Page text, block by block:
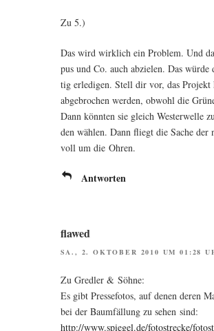
Zu 5.)
Das wird wirk­lich ein Pro­blem. Und
pus und Co. auch abzie­len. Das
tig erle­di­gen. Stell dir vor, das Pro­jekt
abge­bro­chen wer­den, obwohl die
Dann könn­ten sie gleich Wes­ter­wel­le
den wäh­len. Dann fliegt die Sache der
voll um die Ohren.
Antworten
flawed
SA., 2. OKTOBER 2010 UM 01:28
Zu Gred­ler & Söhne:
Es gibt Pres­se­fo­tos, auf denen deren
bei der Baum­fäl­lung zu sehen sind:
http://www.spiegel.de/fotostrecke/